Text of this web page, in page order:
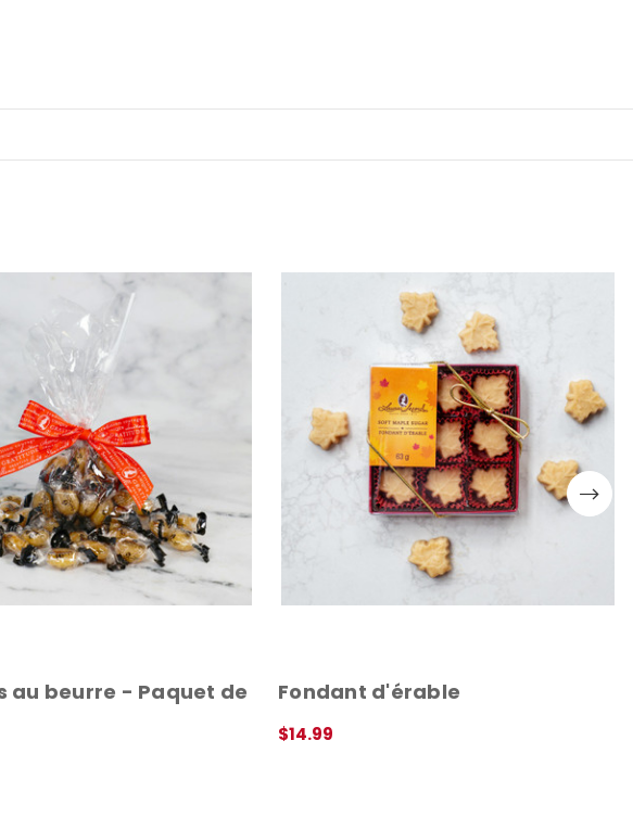
au beurre - Paquet de
Fondant d'érable
$14.99
up to date on news and offers
on how we process your data for marketing communication. Check our Privacy policy.
Ne manque rien, inscris-toi 🤍